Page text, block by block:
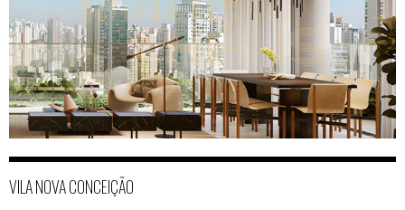
VILA NOVA CONCEIÇÃO